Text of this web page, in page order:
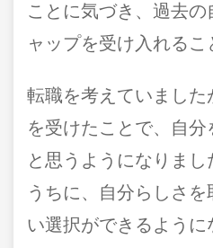
ことに気づき、過去
ャップを受け入れるこ
転職を考えていまし
を受けたことで、自分
と思うようになりま
うちに、自分らしさ
い選択ができるように